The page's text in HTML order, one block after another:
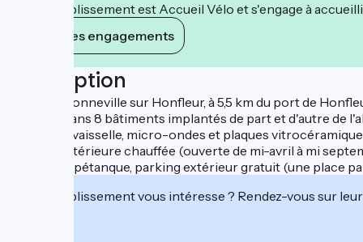
Cet établissement est Accueil Vélo et s'engage à
Voir ses engagements
Description
Située à Gonneville sur Honfleur, à 5,5 km du port de
répartis dans 8 bâtiments implantés de part et d'autre de
avec lave-vaisselle, micro-ondes et plaques
piscine extérieure chauffée (ouverte de mi-avril à mi
terrain de pétanque, parking extérieur gratuit (une place
Cet établissement vous intéresse ? Rendez-vous sur